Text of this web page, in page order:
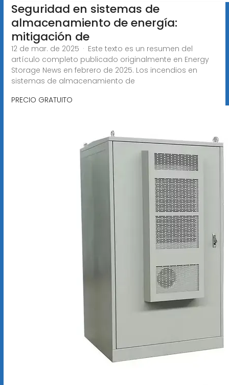
Seguridad en sistemas de
almacenamiento de energía:
mitigación de
12 de mar. de 2025 · Este texto es un resumen del
artículo completo publicado originalmente en Energy
Storage News en febrero de 2025. Los incendios en
sistemas de almacenamiento de
PRECIO GRATUITO